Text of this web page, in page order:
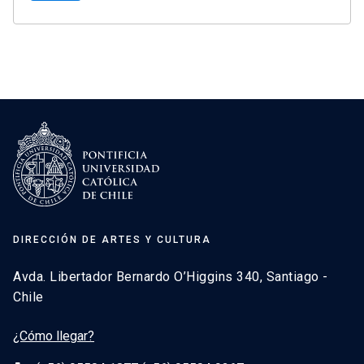
DIRECCIÓN DE ARTES Y CULTURA
Avda. Libertador Bernardo O’Higgins 340, Santiago -
Chile
¿Cómo llegar?